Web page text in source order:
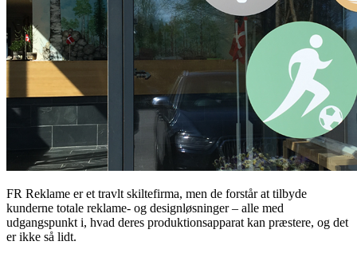
FR Reklame er et travlt skiltefirma, men de forstår at tilbyde
kunderne totale reklame- og designløsninger – alle med
udgangspunkt i, hvad deres produktionsapparat kan præstere, og det
er ikke så lidt.